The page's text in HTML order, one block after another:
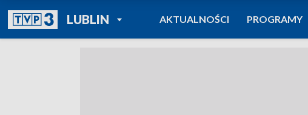
LUBLINPOWRÓT DO
TVP REGIONY
AKTUALNOŚCI PROGRAMY